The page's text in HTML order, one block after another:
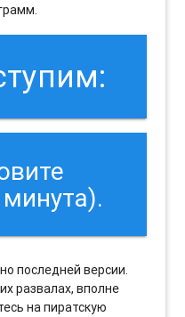
последней версии.
развалах, вполне
на пиратскую